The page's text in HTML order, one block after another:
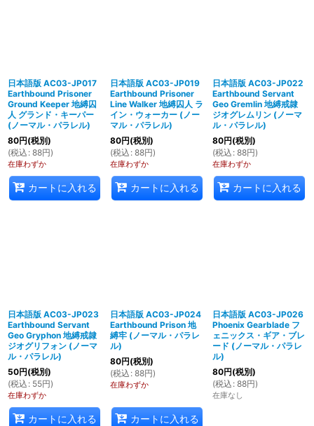
日本語版 AC03-JP017
Earthbound Prisoner
Ground Keeper 地縛囚
人 グランド・キーパー
(ノーマル・パラレル)
80円(税別)
(税込 : 88円)
在庫わずか
カートに入れる
日本語版 AC03-JP019
Earthbound Prisoner
Line Walker 地縛囚人 ラ
イン・ウォーカー (ノー
マル・パラレル)
80円(税別)
(税込 : 88円)
在庫わずか
カートに入れる
日本語版 AC03-JP022
Earthbound Servant
Geo Gremlin 地縛戒隷
ジオグレムリン (ノーマ
ル・パラレル)
80円(税別)
(税込 : 88円)
在庫わずか
カートに入れる
日本語版 AC03-JP023
Earthbound Servant
Geo Gryphon 地縛戒隷
ジオグリフォン (ノーマ
ル・パラレル)
50円(税別)
(税込 : 55円)
在庫わずか
カートに入れる
日本語版 AC03-JP024
Earthbound Prison 地
縛牢 (ノーマル・パラレ
ル)
80円(税別)
(税込 : 88円)
在庫わずか
カートに入れる
日本語版 AC03-JP026
Phoenix Gearblade フ
ェニックス・ギア・ブレ
ード (ノーマル・パラレ
ル)
80円(税別)
(税込 : 88円)
在庫なし